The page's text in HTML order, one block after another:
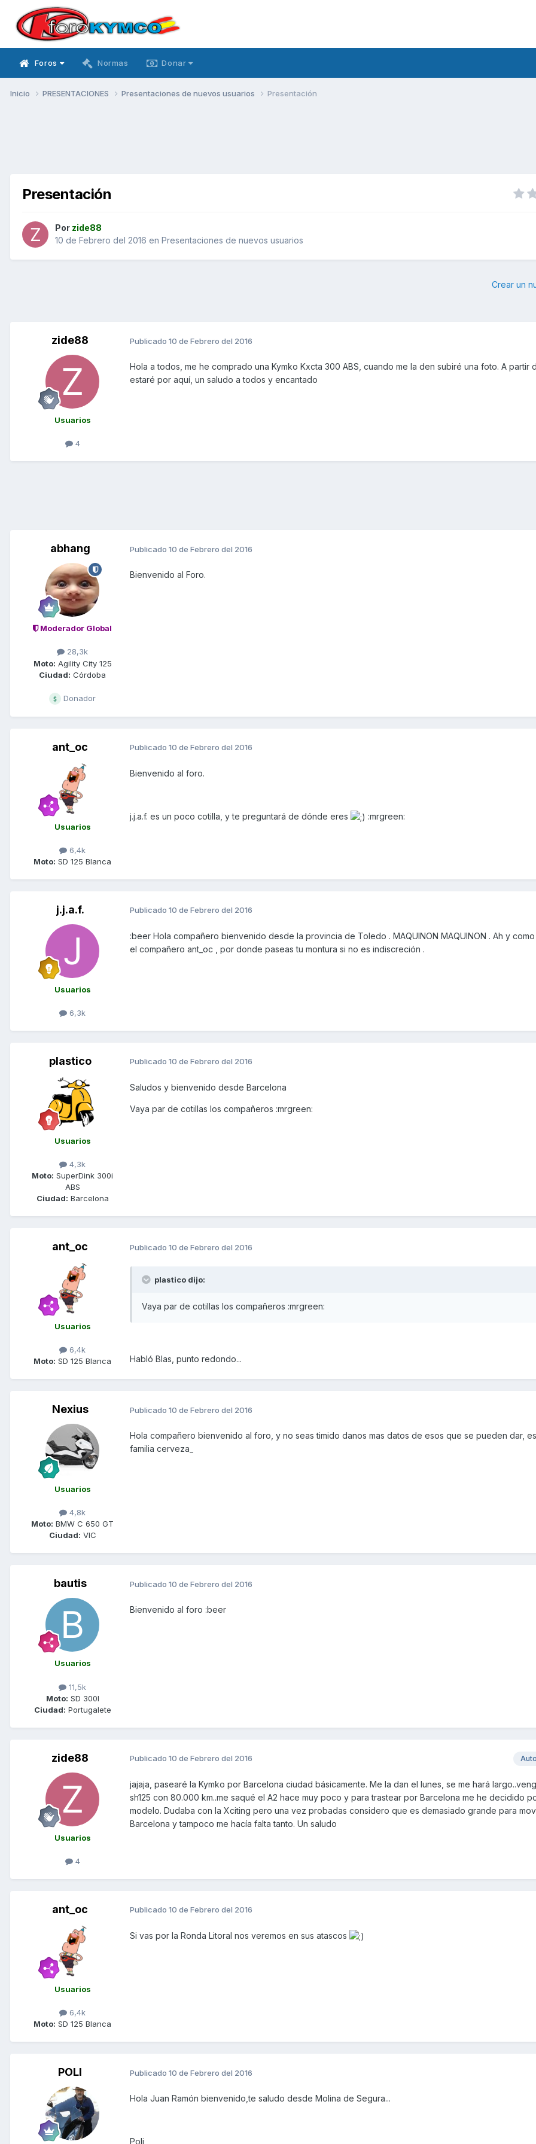
Foros Normas Donar
Inicio PRESENTACIONES Presentaciones de nuevos usuarios Presentación
Presentación
Por zide88
10 de Febrero del 2016 en Presentaciones de nuevos usuarios
Crear un
zide88
Usuarios
4
Publicado 10 de Febrero del 2016
Hola a todos, me he comprado una Kymko Kxcta 300 ABS, cuando me la den subiré una foto. A partir
estaré por aquí, un saludo a todos y encantado
abhang
Moderador Global
28,3k
Moto: Agility City 125
Ciudad: Córdoba
Donador
Publicado 10 de Febrero del 2016
Bienvenido al Foro.
ant_oc
Usuarios
6,4k
Moto: SD 125 Blanca
Publicado 10 de Febrero del 2016
Bienvenido al foro.
j.j.a.f. es un poco cotilla, y te preguntará de dónde eres :mrgreen:
j.j.a.f.
Usuarios
6,3k
Publicado 10 de Febrero del 2016
:beer Hola compañero bienvenido desde la provincia de Toledo . MAQUINON MAQUINON . Ah y
el compañero ant_oc , por donde paseas tu montura si no es indiscreción .
plastico
Usuarios
4,3k
Moto: SuperDink 300i
ABS
Ciudad: Barcelona
Publicado 10 de Febrero del 2016
Saludos y bienvenido desde Barcelona
Vaya par de cotillas los compañeros :mrgreen:
ant_oc
Usuarios
6,4k
Moto: SD 125 Blanca
Publicado 10 de Febrero del 2016
plastico dijo:
Vaya par de cotillas los compañeros :mrgreen:
Habló Blas, punto redondo...
Nexius
Usuarios
4,8k
Moto: BMW C 650 GT
Ciudad: VIC
Publicado 10 de Febrero del 2016
Hola compañero bienvenido al foro, y no seas timido danos mas datos de esos que se pueden dar,
familia cerveza_
bautis
Usuarios
11,5k
Moto: SD 300I
Ciudad: Portugalete
Publicado 10 de Febrero del 2016
Bienvenido al foro :beer
zide88
Usuarios
4
Publicado 10 de Febrero del 2016
jajaja, pasearé la Kymko por Barcelona ciudad básicamente. Me la dan el lunes, se me hará
sh125 con 80.000 km..me saqué el A2 hace muy poco y para trastear por Barcelona me he decidido
modelo. Dudaba con la Xciting pero una vez probadas considero que es demasiado grande para
Barcelona y tampoco me hacía falta tanto. Un saludo
ant_oc
Usuarios
6,4k
Moto: SD 125 Blanca
Publicado 10 de Febrero del 2016
Si vas por la Ronda Litoral nos veremos en sus atascos
POLI Publicado 10 de Febrero del 2016
Hola Juan Ramón bienvenido,te saludo desde Molina de Segura...
Poli